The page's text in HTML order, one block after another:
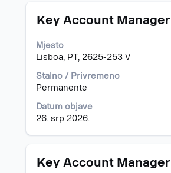
Naziv
posla
Key Account Manager
Mjesto
Lisboa, PT, 2625-253 V
Stalno / Privremeno
Permanente
Datum objave
26. srp 2026.
Odaberite
razmaknicom
kako
biste
prikazali
čitav
sadržaj
o
poslu.
Naziv
posla
Key Account Manager
Odaberite
razmaknicom